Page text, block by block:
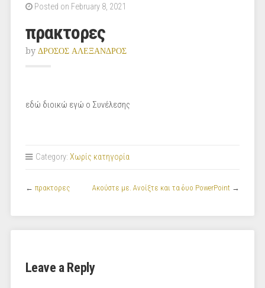
Posted on February 8, 2021
πρακτορες
by ΔΡΟΣΟΣ ΑΛΕΞΑΝΔΡΟΣ
εδώ διοικώ εγώ ο Συνέλεσης
Category: Χωρίς κατηγορία
← πρακτορες Ακούστε με. Ανοίξτε και τα δυο PowerPoint →
Leave a Reply